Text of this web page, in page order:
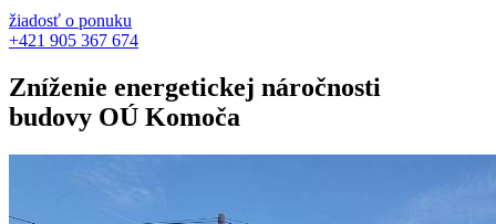
žiadosť o ponuku
+421 905 367 674
Zníženie energetickej náročnosti
budovy OÚ Komoča